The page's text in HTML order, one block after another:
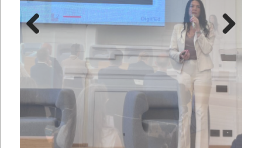
Pre
viou
s